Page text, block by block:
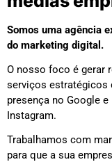
Somos uma agência
do marketing digital.
O nosso foco é gerar
serviços estratégicos
presença no Google
Instagram.
Trabalhamos com
para que a sua